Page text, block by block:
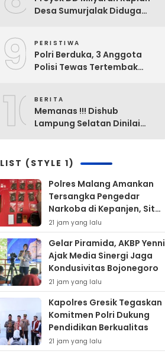
Buruk !!
Desa Sumurjalak Diduga
9 PERISTIWA
Polri Berduka, 3 Anggota
Polisi Tewas Tertembak
10BERITA
Memanas !!! Dishub
Lampung Selatan Dinilai
Lama Diganti Yang Baru
Jelas
LIST (STYLE 1)
Polres Malang Amankan
Tersangka Pengedar
Narkoba di Kepanjen, Sita
Sabu 96 Gram dan Ganja
131 Gram
21 jam yang lalu
Gelar Piramida, AKBP Yenni
Ajak Media Sinergi Jaga
Kondusivitas Bojonegoro
21 jam yang lalu
Kapolres Gresik Tegaskan
Komitmen Polri Dukung
Pendidikan Berkualitas
21 jam yang lalu